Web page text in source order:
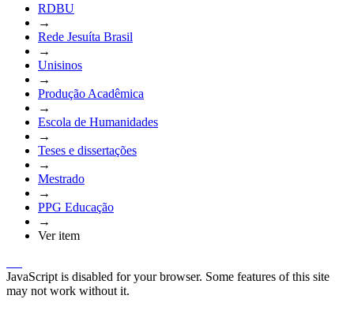
RDBU
→
Rede Jesuíta Brasil
→
Unisinos
→
Produção Acadêmica
→
Escola de Humanidades
→
Teses e dissertações
→
Mestrado
→
PPG Educação
→
Ver item
JavaScript is disabled for your browser. Some features of this site
may not work without it.